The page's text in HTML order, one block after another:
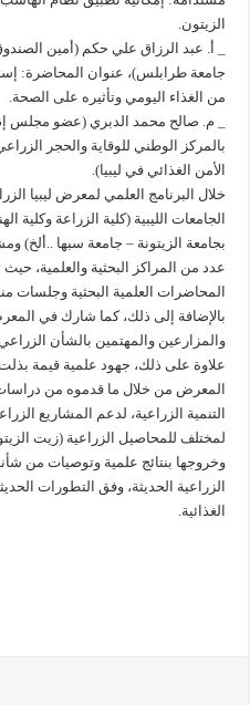
الزيتون.
_ أ. عبد الرزاق علي حكم (أمين
جامعة طرابلس)، عنوان المحاضرة:
من الغذاء اليومي وتأثيره على الصحة.
_ م. صالح محمد الدبري (عضو مجلس
بالمركز الوطني للوقاية والحجر
الأمن الغذائي في ليبيا).
خلال البرنامج العلمي لمعرض ليبيا
الجامعات الليبية (كلية الزراعة
بجامعة الزيتونة – جامعة سبها ..ألخ)
عدد من المراكز البحثية والعلمية،
المحاضرات العلمية البحثية وجلسات
بالإضافة إلى ذلك، كما شارك في
والمزارعين والمهتمين بالشأن
علاوة على ذلك، جهود علمية قيمة
المعرض من خلال ما قدموه من
التنمية الزراعية، لدعم المشاريع
لمختلف للمحاصيل الزراعية (زيت
وخروجها بنتائج علمية وتوصيات من
الزراعية الحديثة، وفق التطورات
الغذائية.